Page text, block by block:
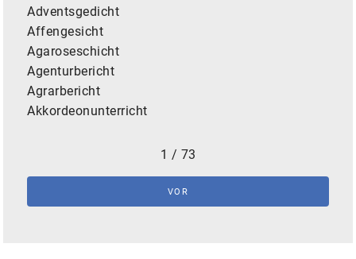
Adventsgedicht
Affengesicht
Agaroseschicht
Agenturbericht
Agrarbericht
Akkordeonunterricht
1 / 73